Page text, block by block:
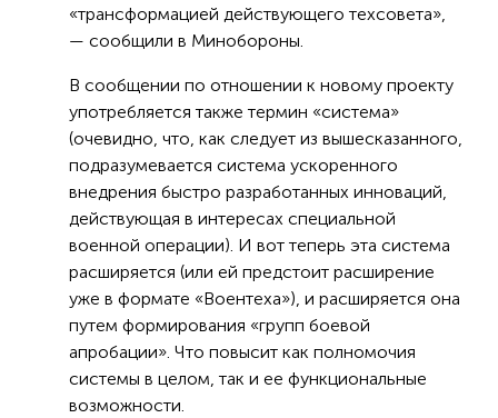
«трансформацией действующего техсовета»,
— сообщили в Минобороны.
В сообщении по отношении к новому проекту
употребляется также термин «система»
(очевидно, что, как следует из вышесказанного,
подразумевается система ускоренного
внедрения быстро разработанных инноваций,
действующая в интересах специальной
военной операции). И вот теперь эта система
расширяется (или ей предстоит расширение
уже в формате «Воентеха»), и расширяется она
путем формирования «групп боевой
апробации». Что повысит как полномочия
системы в целом, так и ее функциональные
возможности.